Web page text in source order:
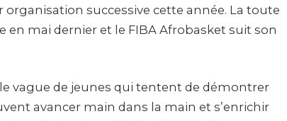
successive cette année. La toute
en mai dernier et le FIBA Afrobasket suit son
vague de jeunes qui tentent de démontrer
avancer main dans la main et s’enrichir